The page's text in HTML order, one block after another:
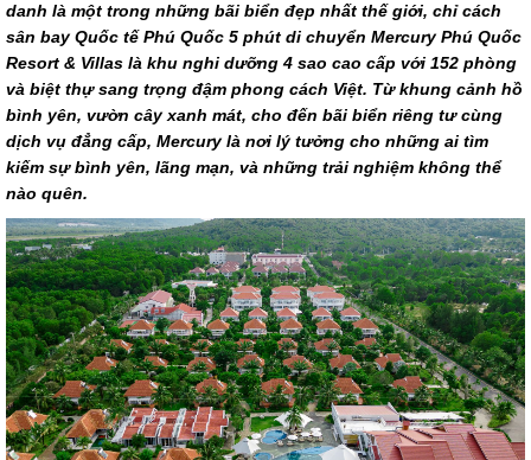
danh là một trong những bãi biển đẹp nhất thế giới, chỉ cách
sân bay Quốc tế Phú Quốc 5 phút di chuyển Mercury Phú Quốc
Resort & Villas là khu nghi dưỡng 4 sao cao cấp với 152 phòng
và biệt thự sang trọng đậm phong cách Việt. Từ khung cảnh hồ
bình yên, vườn cây xanh mát, cho đến bãi biển riêng tư cùng
dịch vụ đẳng cấp, Mercury là nơi lý tưởng cho những ai tìm
kiếm sự bình yên, lãng mạn, và những trải nghiệm không thể
nào quên.